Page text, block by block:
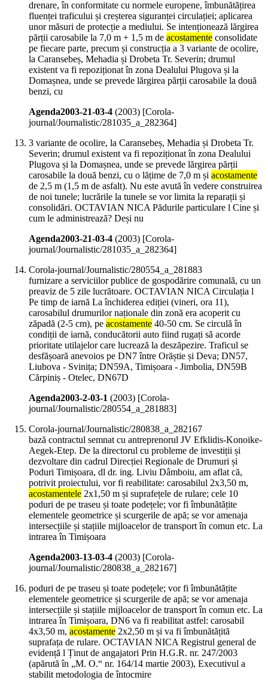
drenare, în conformitate cu normele europene, îmbunătățirea
fluenței traficului și creșterea siguranței circulației; aplicarea
unor măsuri de protecție a mediului. Se intenționează lărgirea
părții carosabile la 7,0 m + 1,5 m de acostamente consolidate
pe fiecare parte, precum și construcția a 3 variante de ocolire,
la Caransebeș, Mehadia și Drobeta Tr. Severin; drumul
existent va fi repoziționat în zona Dealului Plugova și la
Domașnea, unde se prevede lărgirea părții carosabile la două
benzi, cu
Agenda2003-21-03-4 (2003) [Corola-
journal/Journalistic/281035_a_282364]
3 variante de ocolire, la Caransebeș, Mehadia și Drobeta Tr.
Severin; drumul existent va fi repoziționat în zona Dealului
Plugova și la Domașnea, unde se prevede lărgirea părții
carosabile la două benzi, cu o lățime de 7,0 m și acostamente
de 2,5 m (1,5 m de asfalt). Nu este avută în vedere construirea
de noi tunele; lucrările la tunele se vor limita la reparații și
consolidări. OCTAVIAN NICA Pădurile particulare l Cine și
cum le administrează? Deși nu
Agenda2003-21-03-4 (2003) [Corola-
journal/Journalistic/281035_a_282364]
Corola-journal/Journalistic/280554_a_281883
furnizare a serviciilor publice de gospodărire comunală, cu un
preaviz de 5 zile lucrătoare. OCTAVIAN NICA Circulația l
Pe timp de iarnă La închiderea ediției (vineri, ora 11),
carosabilul drumurilor naționale din zonă era acoperit cu
zăpadă (2-5 cm), pe acostamente 40-50 cm. Se circulă în
condiții de iarnă, conducătorii auto fiind rugați să acorde
prioritate utilajelor care lucrează la deszăpezire. Traficul se
desfășoară anevoios pe DN7 între Orăștie și Deva; DN57,
Liubova - Svinița; DN59A, Timișoara - Jimbolia, DN59B
Cărpiniș - Otelec, DN67D
Agenda2003-2-03-1 (2003) [Corola-
journal/Journalistic/280554_a_281883]
Corola-journal/Journalistic/280838_a_282167
bază contractul semnat cu antreprenorul JV Efklidis-Konoike-
Aegek-Etep. De la directorul cu probleme de investiții și
dezvoltare din cadrul Direcției Regionale de Drumuri și
Poduri Timișoara, dl dr. ing. Liviu Dâmboiu, am aflat că,
potrivit proiectului, vor fi reabilitate: carosabilul 2x3,50 m,
acostamentele 2x1,50 m și suprafețele de rulare; cele 10
poduri de pe traseu și toate podețele; vor fi îmbunătățite
elementele geometrice și scurgerile de apă; se vor amenaja
intersecțiile și stațiile mijloacelor de transport în comun etc. La
intrarea în Timișoara
Agenda2003-13-03-4 (2003) [Corola-
journal/Journalistic/280838_a_282167]
poduri de pe traseu și toate podețele; vor fi îmbunătățite
elementele geometrice și scurgerile de apă; se vor amenaja
intersecțiile și stațiile mijloacelor de transport în comun etc. La
intrarea în Timișoara, DN6 va fi reabilitat astfel: carosabil
4x3,50 m, acostamente 2x2,50 m și va fi îmbunătățită
suprafața de rulare. OCTAVIAN NICA Registrul general de
evidență l Ținut de angajatori Prin H.G.R. nr. 247/2003
(apărută în „M. O.“ nr. 164/14 martie 2003), Executivul a
stabilit metodologia de întocmire